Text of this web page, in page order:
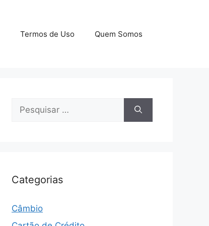
Termos de Uso Quem Somos
Pesquisar
Categorias
Câmbio